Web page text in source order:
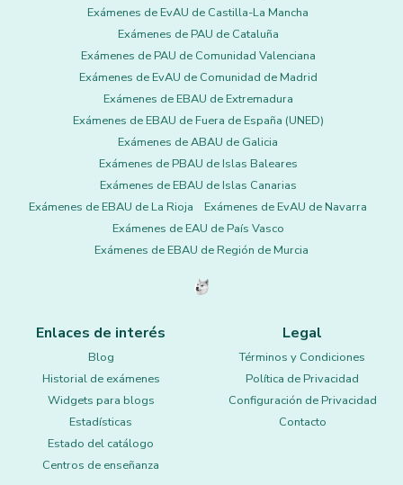
Exámenes de EvAU de Castilla-La Mancha
Exámenes de PAU de Cataluña
Exámenes de PAU de Comunidad Valenciana
Exámenes de EvAU de Comunidad de Madrid
Exámenes de EBAU de Extremadura
Exámenes de EBAU de Fuera de España (UNED)
Exámenes de ABAU de Galicia
Exámenes de PBAU de Islas Baleares
Exámenes de EBAU de Islas Canarias
Exámenes de EBAU de La Rioja
Exámenes de EvAU de Navarra
Exámenes de EAU de País Vasco
Exámenes de EBAU de Región de Murcia
Enlaces de interés
Blog
Historial de exámenes
Widgets para blogs
Estadísticas
Estado del catálogo
Centros de enseñanza
Legal
Términos y Condiciones
Política de Privacidad
Configuración de Privacidad
Contacto